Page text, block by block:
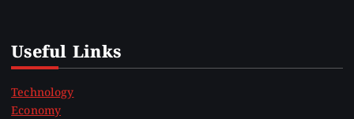
Useful Links
Technology
Economy